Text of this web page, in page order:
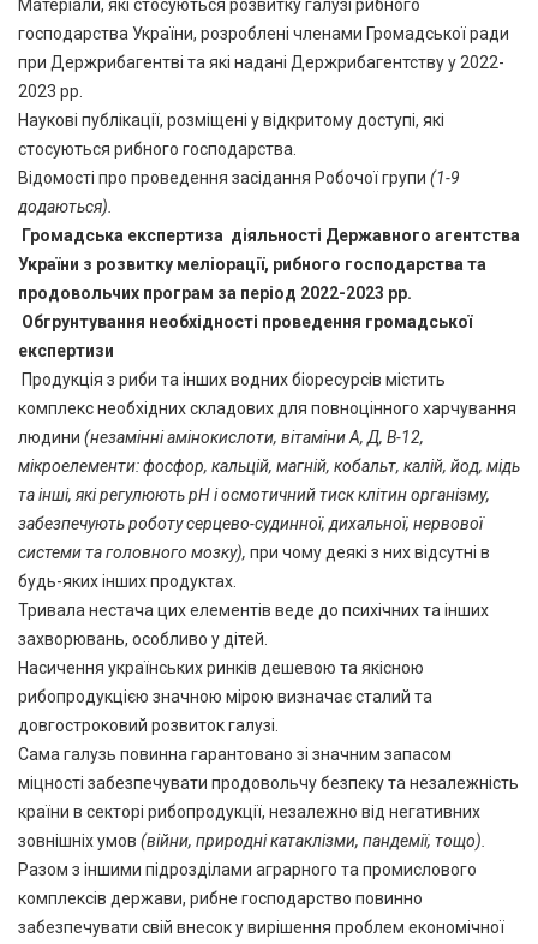
Матеріали, які стосуються розвитку галузі рибного
господарства України, розроблені членами Громадської ради
при Держрибагентві та які надані Держрибагентству у 2022-
2023 рр.
Наукові публікації, розміщені у відкритому доступі, які
стосуються рибного господарства.
Відомості про проведення засідання Робочої групи (1-9
додаються).
Громадська експертиза діяльності Державного агентства
України з розвитку меліорації, рибного господарства та
продовольчих програм за період 2022-2023 рр.
Обгрунтування необхідності проведення громадської
експертизи
Продукція з риби та інших водних біоресурсів містить
комплекс необхідних складових для повноцінного харчування
людини (незамінні амінокислоти, вітаміни А, Д, В-12,
мікроелементи: фосфор, кальцій, магній, кобальт, калій, йод, мідь
та інші, які регулюють рН і осмотичний тиск клітин організму,
забезпечують роботу серцево-судинної, дихальної, нервової
системи та головного мозку), при чому деякі з них відсутні в
будь-яких інших продуктах.
Тривала нестача цих елементів веде до психічних та інших
захворювань, особливо у дітей.
Насичення українських ринків дешевою та якісною
рибопродукцією значною мірою визначає сталий та
довгостроковий розвиток галузі.
Сама галузь повинна гарантовано зі значним запасом
міцності забезпечувати продовольчу безпеку та незалежність
країни в секторі рибопродукції, незалежно від негативних
зовнішніх умов (війни, природні катаклізми, пандемії, тощо).
Разом з іншими підрозділами аграрного та промислового
комплексів держави, рибне господарство повинно
забезпечувати свій внесок у вирішення проблем економічної